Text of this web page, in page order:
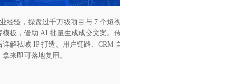
验，操盘过千万级项目与 7 个短视频自营盘。课程分成获客
板，借助 AI 批量生成成交文案。传授富士康式精细化分工打
解私域 IP 打造、用户链路、CRM 自动化管理方法，全套配
来即可落地复用。